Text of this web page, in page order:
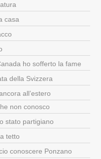
casa
ho sofferto la fame
della Svizzera
all’estero
non conosco
stato partigiano
tetto
conoscere Ponzano